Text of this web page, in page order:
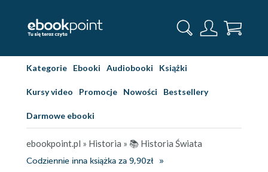
Kategorie Ebooki Audiobooki Książki
Kursy video Promocje Nowości Bestsellery
Darmowe ebooki
ebookpoint.pl » Historia » 📚 Historia Świata
Codziennie inna książka za 9,90zł